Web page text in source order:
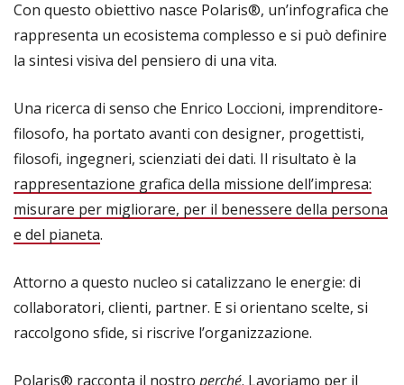
Con questo obiettivo nasce Polaris®, un’infografica che
rappresenta un ecosistema complesso e si può definire
la sintesi visiva del pensiero di una vita.
Una ricerca di senso che Enrico Loccioni, imprenditore-
filosofo, ha portato avanti con designer, progettisti,
filosofi, ingegneri, scienziati dei dati. Il risultato è la
rappresentazione grafica della missione dell’impresa:
misurare per migliorare, per il benessere della persona
e del pianeta.
Attorno a questo nucleo si catalizzano le energie: di
collaboratori, clienti, partner. E si orientano scelte, si
raccolgono sfide, si riscrive l’organizzazione.
Polaris® racconta il nostro perché. Lavoriamo per il